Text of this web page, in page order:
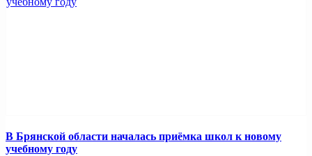
В Брянской области началась приёмка школ к новому
учебному году